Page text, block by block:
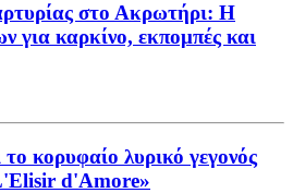
στο Ακρωτήρι: Η
για καρκίνο, εκπομπές και
κορυφαίο λυρικό γεγονός
d'Amore»